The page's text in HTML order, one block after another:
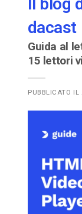
dacast
Guida al
15 lettori
PUBBLICATO IL